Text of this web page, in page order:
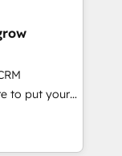
Custom
built for
paid
and
to put your
think along
once